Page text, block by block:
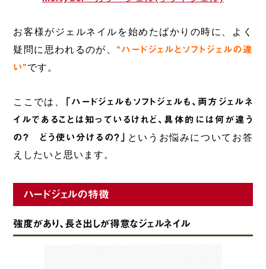
お客様がジェルネイルを始めたばかりの時に、よく
疑問に思われるのが、
“ハードジェルとソフトジェルの違
い”です。
ここでは、
「ハードジェルもソフトジェルも、両方ジェルネ
イルであることは知っているけれど、具体的には何が違う
の? どう使い分けるの?」
というお悩みについてお答
えしたいと思います。
ハードジェルの特徴
強度があり、長さ出しが得意なジェルネイル